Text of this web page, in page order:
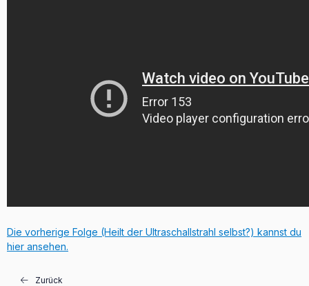
Die vorherige Folge (Heilt der Ultraschallstrahl selbst?) kannst du
hier ansehen.
Zurück